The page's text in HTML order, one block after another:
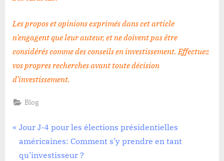
Les propos et opinions exprimés dans cet article
n’engagent que leur auteur, et ne doivent pas être
considérés comme des conseils en investissement. Effectuez
vos propres recherches avant toute décision
d’investissement.
Blog
Navigation
de
P
r
e
Jour J-4 pour les élections présidentielles
américaines: Comment s’y prendre en tant
qu’investisseur ?